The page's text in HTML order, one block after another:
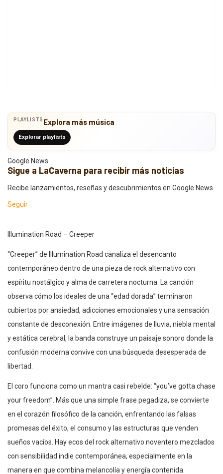
PLAYLISTS Explora más música
Explorar playlists
Google News
Sigue a LaCaverna para recibir más noticias
Recibe lanzamientos, reseñas y descubrimientos en Google News.
Seguir
Illumination Road – Creeper
“Creeper” de Illumination Road canaliza el desencanto
contemporáneo dentro de una pieza de rock alternativo con
espíritu nostálgico y alma de carretera nocturna. La canción
observa cómo los ideales de una “edad dorada” terminaron
cubiertos por ansiedad, adicciones emocionales y una sensación
constante de desconexión. Entre imágenes de lluvia, niebla mental
y estática cerebral, la banda construye un paisaje sonoro donde la
confusión moderna convive con una búsqueda desesperada de
libertad.
El coro funciona como un mantra casi rebelde: “you’ve gotta chase
your freedom”. Más que una simple frase pegadiza, se convierte
en el corazón filosófico de la canción, enfrentando las falsas
promesas del éxito, el consumo y las estructuras que venden
sueños vacíos. Hay ecos del rock alternativo noventero mezclados
con sensibilidad indie contemporánea, especialmente en la
manera en que combina melancolía y energía contenida.